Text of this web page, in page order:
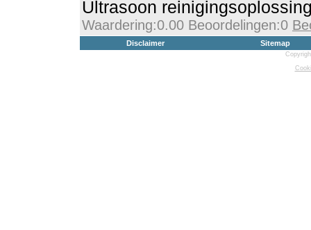
Ultrasoon
Waardering:0.00 Beoordelingen:0
Disclaimer Sitemap